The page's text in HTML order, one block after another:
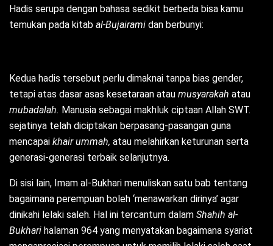
Hadis serupa dengan bahasa sedikit berbeda bisa kamu
temukan pada kitab al-Bujairami dan berbunyi:
Kedua hadis tersebut perlu dimaknai tanpa bias gender,
tetapi atas dasar asas kesetaraan atau musyarakah atau
mubadalah. Manusia sebagai makhluk ciptaan Allah SWT.
sejatinya telah diciptakan berpasang-pasangan guna
mencapai khair ummah, atau melahirkan keturunan serta
generasi-generasi terbaik selanjutnya.
Di sisi lain, Imam al-Bukhari menuliskan satu bab tentang
bagaimana perempuan boleh ‘menawarkan dirinya’ agar
dinikahi lelaki saleh. Hal ini tercantum dalam Shahih al-
Bukhari halaman 964 yang menyatakan bagaimana syariat